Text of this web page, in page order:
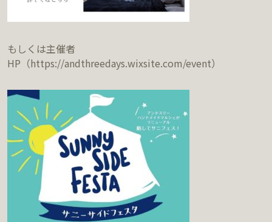
もしくは主催者
HP（https://andthreedays.wixsite.com/event）